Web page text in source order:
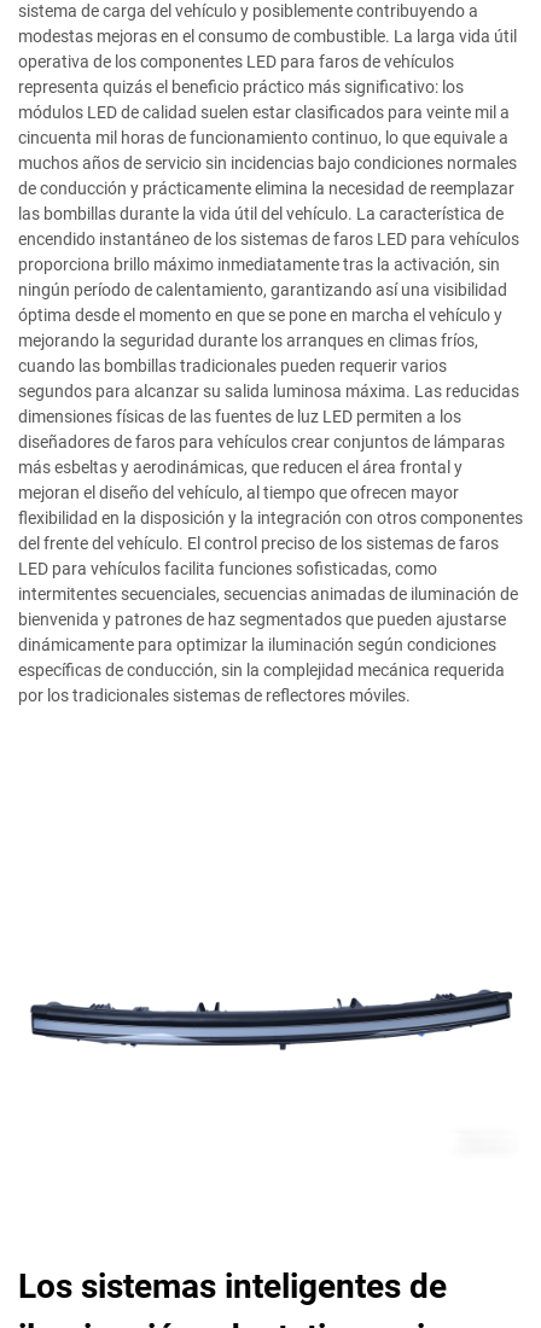
sistema de carga del vehículo y posiblemente contribuyendo a
modestas mejoras en el consumo de combustible. La larga vida útil
operativa de los componentes LED para faros de vehículos
representa quizás el beneficio práctico más significativo: los
módulos LED de calidad suelen estar clasificados para veinte mil a
cincuenta mil horas de funcionamiento continuo, lo que equivale a
muchos años de servicio sin incidencias bajo condiciones normales
de conducción y prácticamente elimina la necesidad de reemplazar
las bombillas durante la vida útil del vehículo. La característica de
encendido instantáneo de los sistemas de faros LED para vehículos
proporciona brillo máximo inmediatamente tras la activación, sin
ningún período de calentamiento, garantizando así una visibilidad
óptima desde el momento en que se pone en marcha el vehículo y
mejorando la seguridad durante los arranques en climas fríos,
cuando las bombillas tradicionales pueden requerir varios
segundos para alcanzar su salida luminosa máxima. Las reducidas
dimensiones físicas de las fuentes de luz LED permiten a los
diseñadores de faros para vehículos crear conjuntos de lámparas
más esbeltas y aerodinámicas, que reducen el área frontal y
mejoran el diseño del vehículo, al tiempo que ofrecen mayor
flexibilidad en la disposición y la integración con otros componentes
del frente del vehículo. El control preciso de los sistemas de faros
LED para vehículos facilita funciones sofisticadas, como
intermitentes secuenciales, secuencias animadas de iluminación de
bienvenida y patrones de haz segmentados que pueden ajustarse
dinámicamente para optimizar la iluminación según condiciones
específicas de conducción, sin la complejidad mecánica requerida
por los tradicionales sistemas de reflectores móviles.
Los sistemas inteligentes de